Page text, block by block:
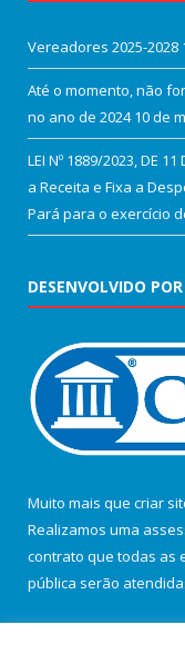
Vereadores 2025-2028
Até o momento, não
no ano de 2024 10 de
LEI Nº 1889/2023, DE
a Receita e Fixa a
Pará para o exercício
DESENVOLVIDO
Muito mais que criar
Realizamos uma
contrato que todas as
pública serão